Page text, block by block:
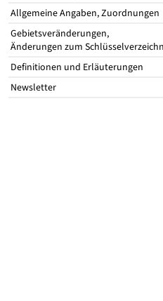
Allgemeine Angaben, Zuordnungen
Gebietsveränderungen,
Änderungen zum
Definitionen und Erläuterungen
Newsletter